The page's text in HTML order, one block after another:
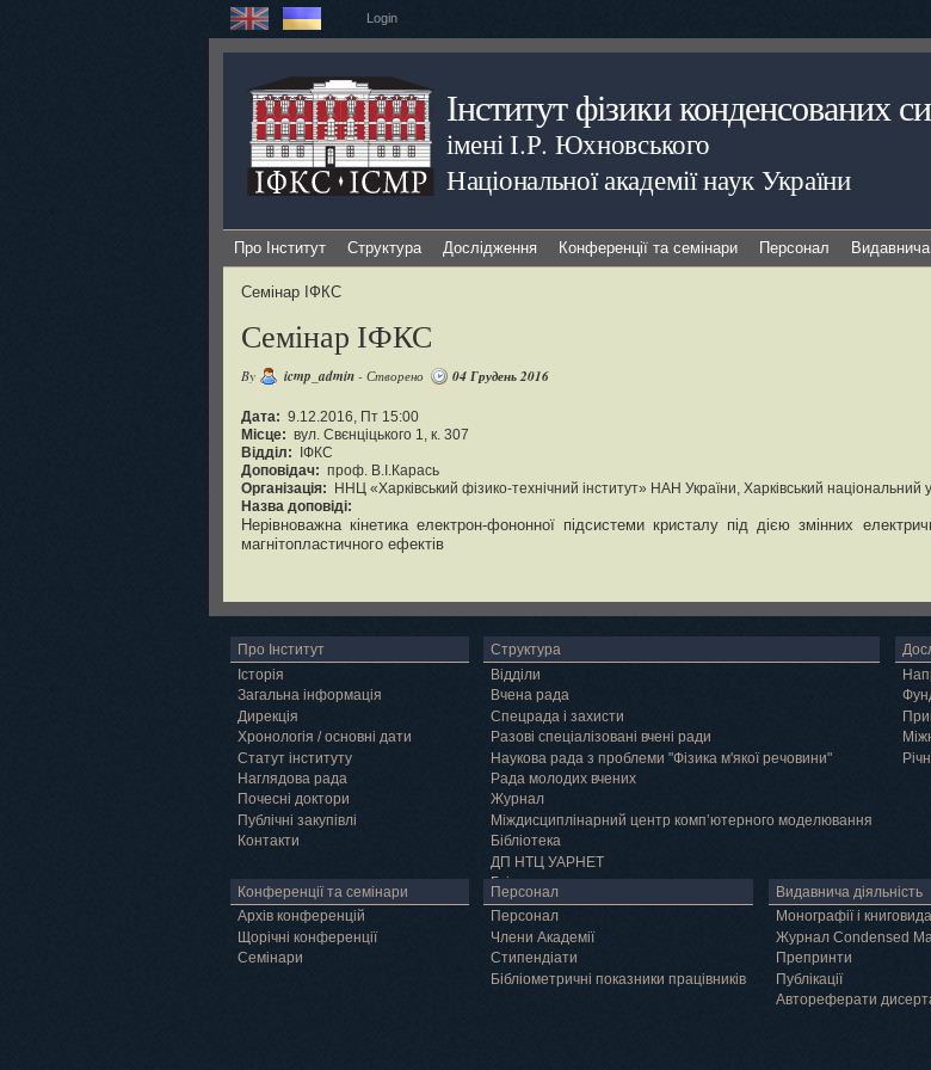
Login
Інститут фізики конденсованих
імені І.Р. Юхновського
Національної академії наук України
Про Інститут Структура Дослідження Конференції та семінари Персонал Видавнича
Семінар ІФКС
Семінар ІФКС
By icmp_admin - Створено 04 Грудень 2016
Дата: 9.12.2016, Пт 15:00
Місце: вул. Свєнціцького 1, к. 307
Відділ:
ІФКС
Доповідач: проф. В.І.Карась
Організація:
ННЦ «Харківський фізико-технічний інститут» НАН України, Харківський національний
Назва доповіді:
Нерівноважна кінетика електрон-фононної підсистеми кристалу під дією змінних
магнітопластичного ефектів
Про Інститут
Історія
Загальна інформація
Дирекція
Хронологія / основні дати
Статут інституту
Наглядова рада
Почесні доктори
Публічні закупівлі
Контакти
Структура
Відділи
Вчена рада
Спецрада і захисти
Разові спеціалізовані вчені ради
Наукова рада з проблеми "Фізика м'якої речовини"
Рада молодих вчених
Журнал
Міждисциплінарний центр комп’ютерного моделювання
Бібліотека
ДП НТЦ УАРНЕТ
Грід
Конференції та семінари
Архів конференцій
Щорічні конференції
Семінари
Персонал
Персонал
Члени Академії
Cтипендіати
Бібліометричні показники працівників
Видавнича діяльність
Монографії і
Журнал Condensed
Препринти
Публікації
Автореферати